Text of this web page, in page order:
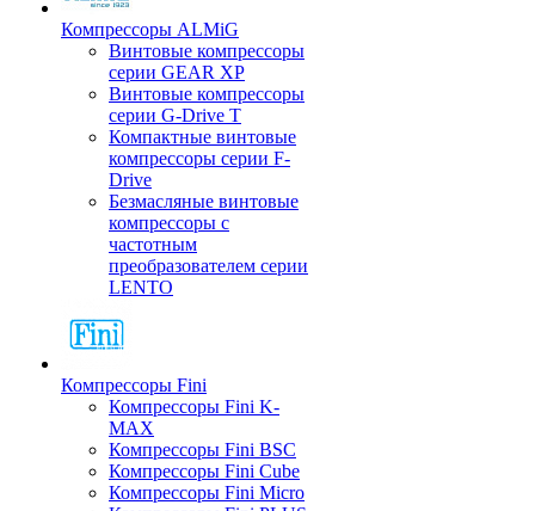
Компрессоры ALMiG
Винтовые компрессоры
серии GEAR XP
Винтовые компрессоры
серии G-Drive T
Компактные винтовые
компрессоры серии F-
Drive
Безмасляные винтовые
компрессоры с
частотным
преобразователем серии
LENTO
Компрессоры Fini
Компрессоры Fini K-
MAX
Компрессоры Fini BSC
Компрессоры Fini Cube
Компрессоры Fini Micro